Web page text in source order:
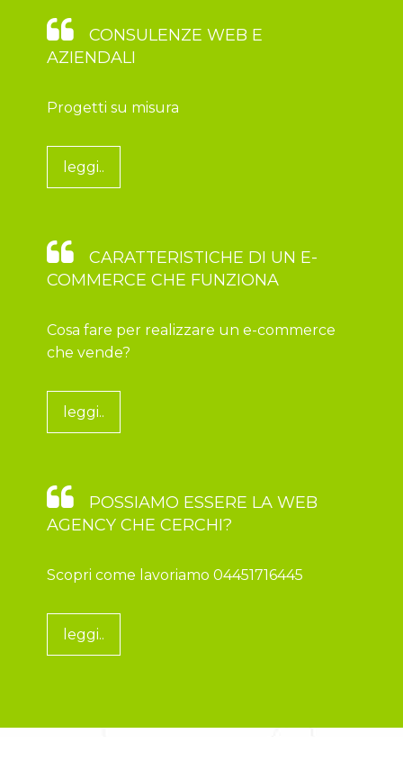
CONSULENZE WEB E
AZIENDALI
Progetti su misura
leggi..
CARATTERISTICHE DI UN E-
COMMERCE CHE FUNZIONA
Cosa fare per realizzare un e-commerce
che vende?
leggi..
POSSIAMO ESSERE LA WEB
AGENCY CHE CERCHI?
Scopri come lavoriamo 04451716445
leggi..